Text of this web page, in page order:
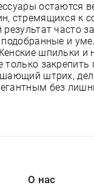
остаются
стремящихся к
часто
и
шпильки и
закрепить
штрих,
без
О нас